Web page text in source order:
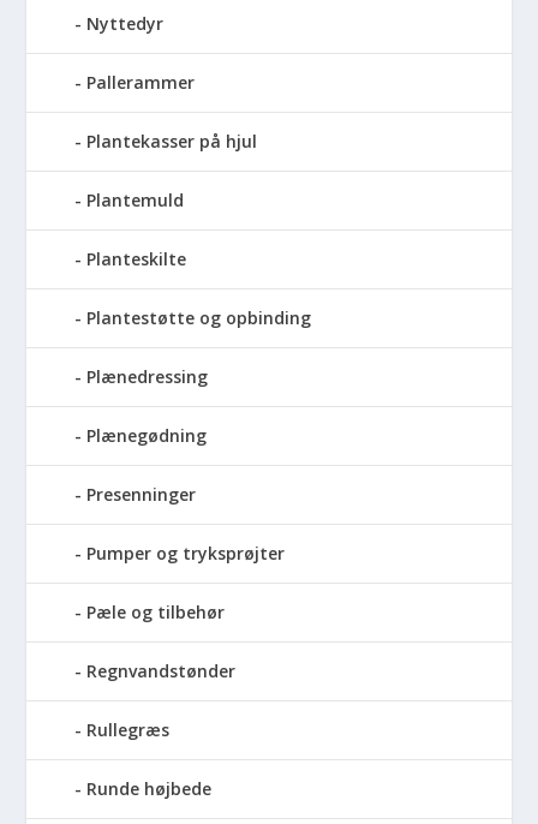
Nyttedyr
Pallerammer
Plantekasser på hjul
Plantemuld
Planteskilte
Plantestøtte og opbinding
Plænedressing
Plænegødning
Presenninger
Pumper og tryksprøjter
Pæle og tilbehør
Regnvandstønder
Rullegræs
Runde højbede